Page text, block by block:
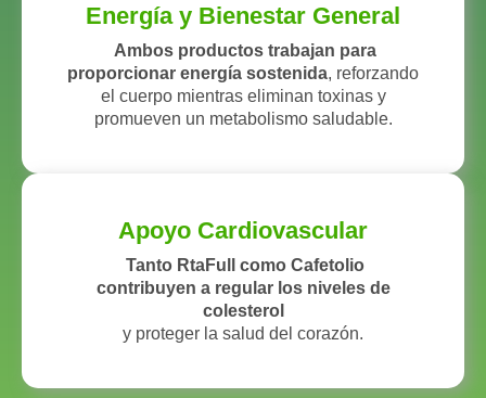
Energía y Bienestar General
Ambos productos trabajan para
proporcionar energía sostenida, reforzando
el cuerpo mientras eliminan toxinas y
promueven un metabolismo saludable.
Apoyo Cardiovascular
Tanto RtaFull como Cafetolio
contribuyen a regular los niveles de
colesterol
y proteger la salud del corazón.